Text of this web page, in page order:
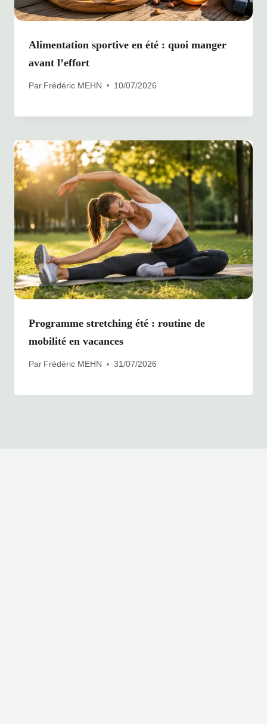
Alimentation sportive en été : quoi manger
avant l’effort
Par Frédéric MEHN 10/07/2026
Programme stretching été : routine de
mobilité en vacances
Par Frédéric MEHN 31/07/2026